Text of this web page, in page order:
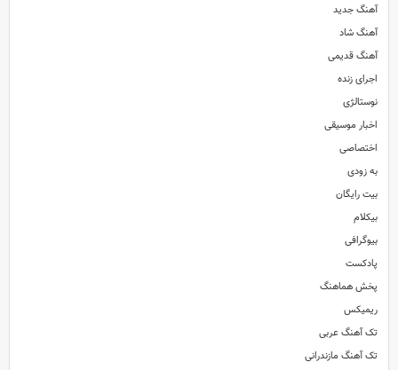
آهنگ جدید
آهنگ شاد
آهنگ قدیمی
اجرای زنده
نوستالژی
اخبار موسیقی
اختصاصی
به زودی
بیت رایگان
بیکلام
بیوگرافی
پادکست
پخش هماهنگ
ریمیکس
تک آهنگ عربی
تک آهنگ مازندرانی